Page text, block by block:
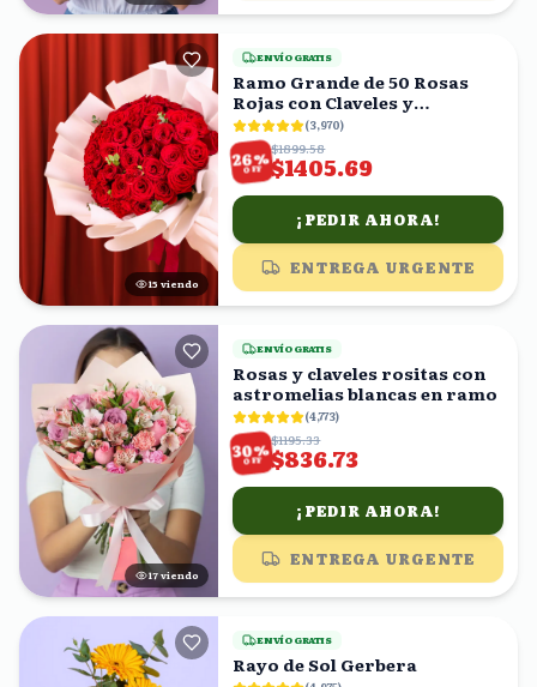
15 viendo
ENVÍO GRATIS
Ramo Grande de 50 Rosas
Rojas con Claveles y
Eucalipto
(3,970)
26%
OFF
$1899.58
$1405.69
¡PEDIR AHORA!
ENTREGA URGENTE
16 viendo
ENVÍO GRATIS
Rosas y claveles rositas con
astromelias blancas en ramo
(4,773)
30%
OFF
$1195.33
$836.73
¡PEDIR AHORA!
ENTREGA URGENTE
ENVÍO GRATIS
Rayo de Sol Gerbera